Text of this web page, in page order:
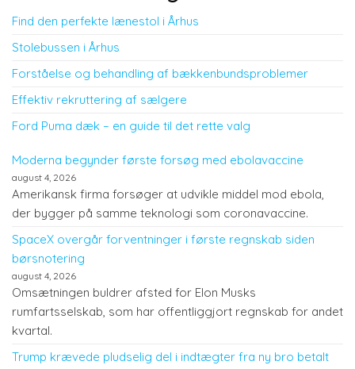
Find den perfekte lænestol i Århus
Stolebussen i Århus
Forståelse og behandling af bækkenbundsproblemer
Effektiv rekruttering af sælgere
Ford Puma dæk – en guide til det rette valg
Moderna begynder første forsøg med ebolavaccine
august 4, 2026
Amerikansk firma forsøger at udvikle middel mod ebola,
der bygger på samme teknologi som coronavaccine.
SpaceX overgår forventninger i første regnskab siden
børsnotering
august 4, 2026
Omsætningen buldrer afsted for Elon Musks
rumfartsselskab, som har offentliggjort regnskab for andet
kvartal.
Trump krævede pludselig del i indtægter fra ny bro betalt